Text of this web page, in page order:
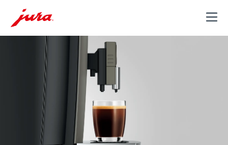
MENU